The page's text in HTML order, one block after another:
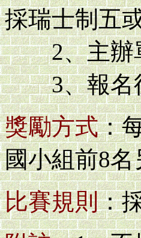
採瑞士制五
2、主辦單
3、報名後
獎勵方式：
國小組前8
比賽規則：